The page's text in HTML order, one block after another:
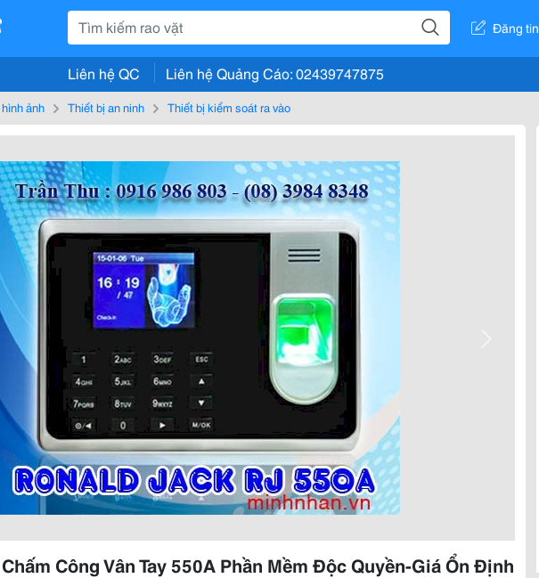
Đăng tin
Liên hệ QC Liên hệ Quảng Cáo: 02439747875
ảnh Thiết bị an ninh Thiết bị kiểm soát ra vào
Công Vân Tay 550A Phần Mềm Độc Quyền-Giá Ổn Định